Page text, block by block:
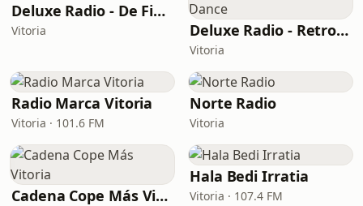
Deluxe Radio - De Fiesta
Vitoria Deluxe Radio - Retro Dance
Vitoria
Radio Marca Vitoria
Vitoria · 101.6 FM
Norte Radio
Vitoria
Cadena Cope Más Vitoria
Hala Bedi Irratia
Vitoria · 107.4 FM